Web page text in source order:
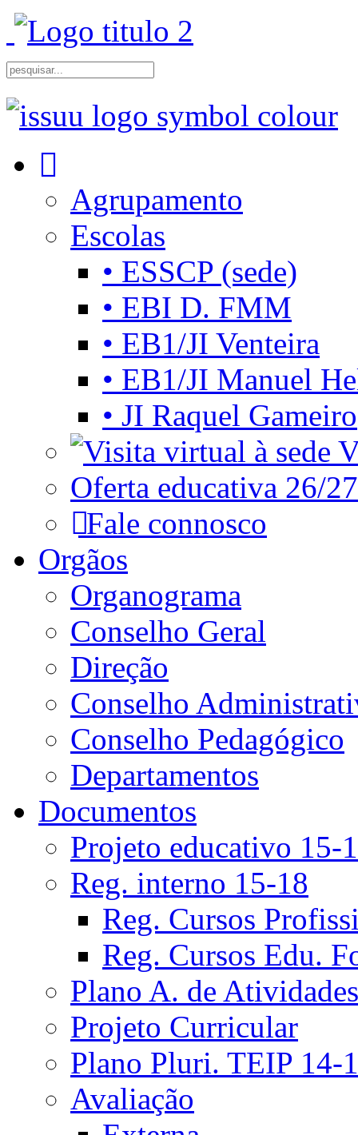
Agrupamento
Escolas
• ESSCP (sede)
• EBI D. FMM
• EB1/JI Venteira
• EB1/JI Manuel
• JI Raquel Gameiro
Oferta educativa 26/27
Fale connosco
Orgãos
Organograma
Conselho Geral
Direção
Conselho
Conselho Pedagógico
Departamentos
Documentos
Projeto educativo 15-
Reg. interno 15-18
Reg. Cursos
Reg. Cursos Edu.
Plano A. de Atividades
Projeto Curricular
Plano Pluri. TEIP 14-
Avaliação